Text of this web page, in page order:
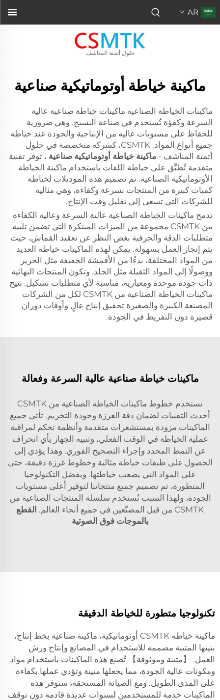
AR
حلول أتمتة المناشف
ماكينة خياطة أوتوماتيكية صناعية
ماكينات الخياطة الصناعية ماكينات خياطة صناعية عالية
السرعة وكفؤة تُستخدم في صناعة النسيج. وهي ضرورية
للحفاظ على مستويات عالية من الإنتاجية والجودة عند خياطة
جميع أنواع المواد. CSMTK، كشركة متخصصة في حلول
أتمتة المناشف - ماكينة خياطة أوتوماتيكية صناعية ، توفر تقنية
متقدمة تُطبَّق على خياطة اللفات باستخدام ماكينة الخياطة
الأوتوماتيكية الصناعية. تم تصميم هذه الموديلات لخياطة
كميات كبيرة من المنتجات بسرعة وكفاءة، وهي مثالية
للشركات التي تسعى إلى تقليل وقت الإنتاج.
تدمج ماكينات الخياطة الصناعية عالية السرعة وعالية الكفاءة
من CSMTK مجموعة من الميزات المبتكرة التي تضمن تلبية
متطلبات الدقة والحرفية بغض النظر عن تعقيد القماش، حيث
يتم إنجاز العمل بسهولة. يمكن لهذه الماكينات خياطة العديد
من المواد المختلفة، بدءًا من الأقمشة الخفيفة مثل الحرير
ووصولًا إلى المواد الثقيلة مثل الجلد. وتكون المنتجات النهائية
ذات جودة موحدة ومعيارية، مناسبة لأي متطلبات تشكيل. تتيح
ماكينات الخياطة الصناعية من CSMTK لكل من الشركات
المصنعة الكبيرة والصغيرة تحقيق إنتاج عالٍ وأوقات دوران
قصيرة دون التفريط في الجودة.
ماكينات خياطة صناعية عالية السرعة وفعالة
تستخدم خطوط ماكينات الخياطة الصناعية من CSMTK
أحدث التقنيات لضمان دقة الغرزة وجودة التخريم. تأتي جميع
الماكينات مزودة بمستشعرات متقدمة وأنظمة تحكم لمراقبة
عملية الخياطة في الوقت الفعلي، وتنبيه الجهاز بأي انحراف
عن النمط المحدد وإجراء التصحيح الفوري. وهذا يؤدي إلى
الحصول على طبقات خياطة مثالية وخطوط غرزة دقيقة، حتى
على المواد التي يصعب خياطتها. وبفضل التكنولوجيا
المتطورة، تم تصميم جميع منتجاتنا لتوفير أعلى مستويات
الجودة، ولهذا السبب تُستخدم سلسلة المنتجات الصناعية من
CSMTK من قبل المصنّعين في جميع أنحاء العالم.
القطع
بالموجات فوق الصوتية
تكنولوجيا متطورة للخياطة الدقيقة
ماكينة خياطة CSMTK أوتوماتيكية، ماكينة صناعية بخط إنتاج،
بنيتها المتينة مصممة للاستخدام في المصانع وإنتاج ورش
العمل. 【متينة وموثوقة】 تُصنع هذه الماكينات باستخدام مواد
ومكونات عالية الجودة، مما يجعلها متينة وتؤدي عملها بكفاءة
على المدى الطويل. ومع الصيانة المستحقة، ستوفر هذه
الماكينات خدمة للمستخدمين لسنوات عديدة قادمة دون توقف